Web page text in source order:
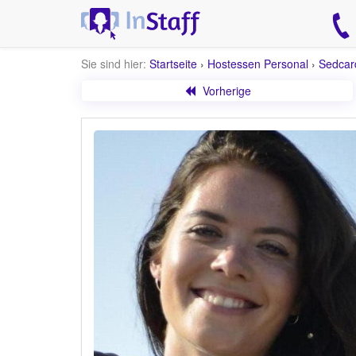
Sie sind hier: Startseite › Hostessen Personal ›
Vorherige